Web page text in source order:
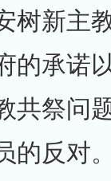
树新主
的承诺
共祭问
的反对